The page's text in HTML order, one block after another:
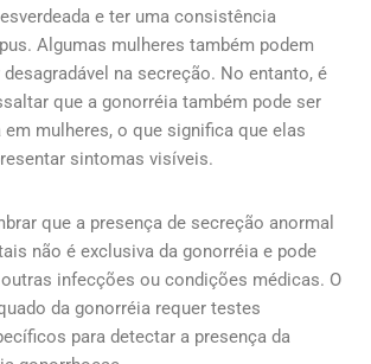
e ter uma consistência
Algumas mulheres também podem
na secreção. No entanto, é
que a gonorréia também pode ser
mulheres, o que significa que elas
sintomas visíveis.
que a presença de secreção anormal
não é exclusiva da gonorréia e pode
infecções ou condições médicas. O
da gonorréia requer testes
para detectar a presença da